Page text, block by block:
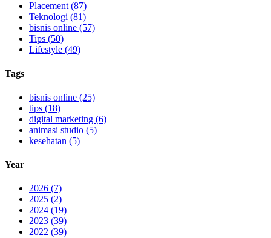
Placement (87)
Teknologi (81)
bisnis online (57)
Tips (50)
Lifestyle (49)
Tags
bisnis online (25)
tips (18)
digital marketing (6)
animasi studio (5)
kesehatan (5)
Year
2026 (7)
2025 (2)
2024 (19)
2023 (39)
2022 (39)